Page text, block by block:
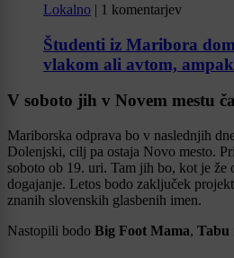
Lokalno | 1 komentarjev
Študenti iz Maribora
vlakom ali avtom, ampak
V soboto jih v Novem mestu
Mariborska odprava bo v naslednjih
Dolenjski, cilj pa ostaja Novo mesto.
soboto ob 19. uri. Tam jih bo, kot je že
dogajanje. Letos bodo zaključek
znanih slovenskih glasbenih imen.
Nastopili bodo Big Foot Mama, Tabu